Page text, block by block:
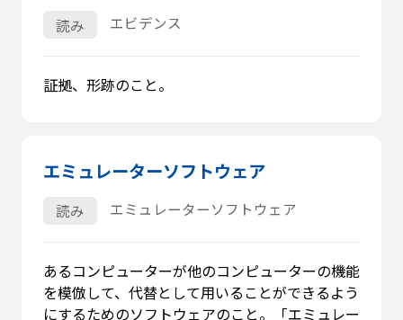
読み エビデンス
証拠、形跡のこと。
エミュレーターソフトウェア
読み エミュレーターソフトウェア
あるコンピューターが他のコンピューターの機能
を模倣して、代替として用いることができるよう
にするためのソフトウェアのこと。「エミュレー